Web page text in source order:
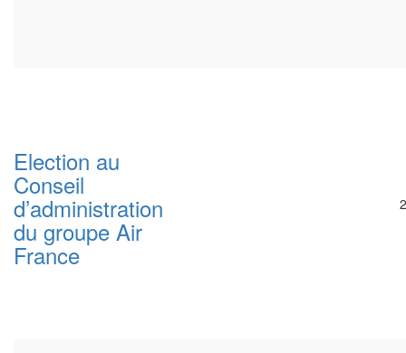
Election au
Conseil
d’administration
du groupe Air
France